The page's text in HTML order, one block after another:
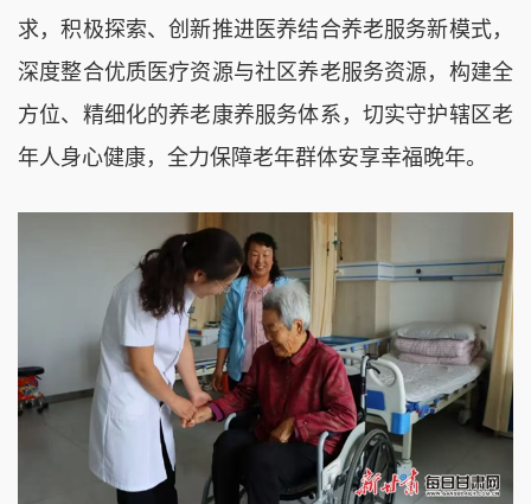
求，积极探索、创新推进医养结合养老服务新模式，
深度整合优质医疗资源与社区养老服务资源，构建全
方位、精细化的养老康养服务体系，切实守护辖区老
年人身心健康，全力保障老年群体安享幸福晚年。